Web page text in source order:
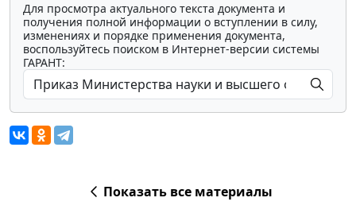
Для просмотра актуального текста документа и
получения полной информации о вступлении в силу,
изменениях и порядке применения документа,
воспользуйтесь поиском в Интернет-версии системы
ГАРАНТ:
Показать все материалы